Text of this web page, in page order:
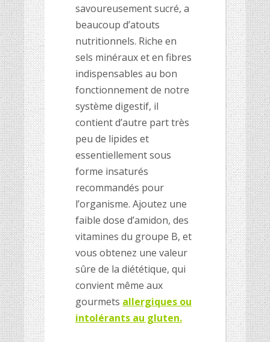
savoureusement sucré, a
beaucoup d’atouts
nutritionnels. Riche en
sels minéraux et en fibres
indispensables au bon
fonctionnement de notre
système digestif, il
contient d’autre part très
peu de lipides et
essentiellement sous
forme insaturés
recommandés pour
l’organisme. Ajoutez une
faible dose d’amidon, des
vitamines du groupe B, et
vous obtenez une valeur
sûre de la diététique, qui
convient même aux
gourmets allergiques ou
intolérants au gluten.